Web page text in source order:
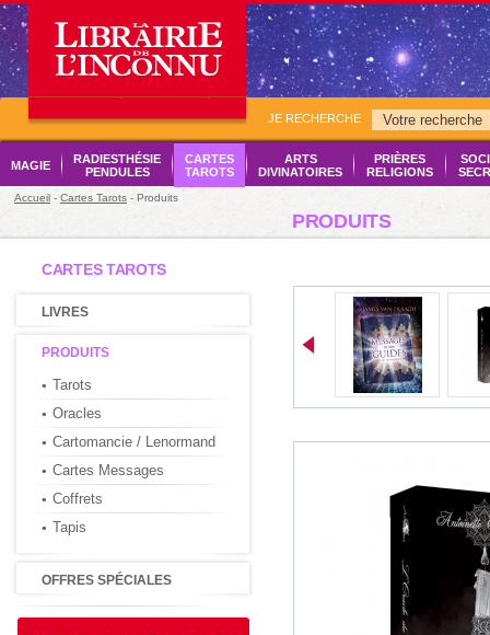
JE RECHERCHE
MAGIE
RADIESTHÉSIE
PENDULES
CARTES
TAROTS
ARTS
DIVINATOIRES
PRIÈRES
RELIGIONS
Accueil - Cartes Tarots - Produits
PRODUITS
CARTES TAROTS
LIVRES
PRODUITS
Tarots
Oracles
Cartomancie / Lenormand
Cartes Messages
Coffrets
Tapis
OFFRES SPÉCIALES